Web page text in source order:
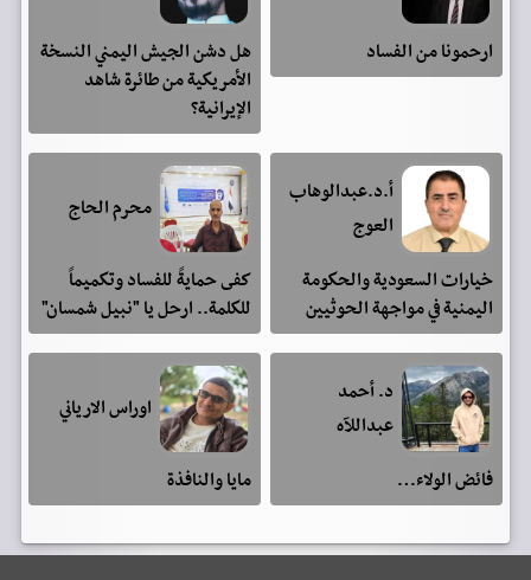
ارحمونا من الفساد
هل دشن الجيش اليمني النسخة
الأمريكية من طائرة شاهد
الإيرانية؟
أ.د.عبدالوهاب
العوج
خيارات السعودية والحكومة
اليمنية في مواجهة الحوثيين
محرم الحاج
كفى حمايةً للفساد وتكميماً
للكلمة.. ارحل يا "نبيل شمسان"
د. أحمد
عبداللآه
فائض الولاء…
اوراس الارياني
مايا والنافذة